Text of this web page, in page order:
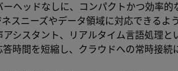
ヘッドなしに、コンパクトかつ効率
スニーズやデータ領域に対応できるよ
シスタント、リアルタイム言語処理
時間を短縮し、クラウドへの常時接